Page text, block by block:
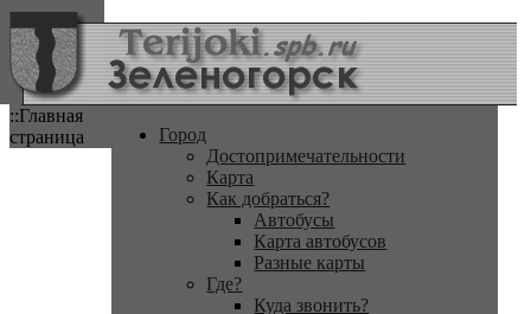
::Главная
страница
Город
Достопримечательности
Карта
Как добраться?
Автобусы
Карта автобусов
Разные карты
Где?
Куда звонить?